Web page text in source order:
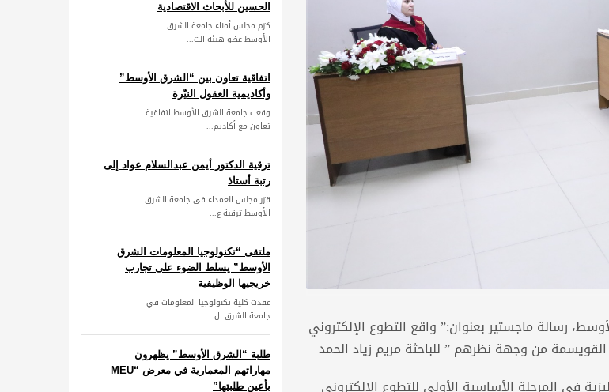
رسالة ماجستير بعنوان:” واقع التطوع الإلكتروني
من وجهة نظرهم ” للباحثة مريم زياد الحمد
الحسين للأبحاث الاقتصادية
كرّم مجلس أمناء جامعة الشرق
الأوسط عضو هيئة الت...
اتفاقية تعاون بين “الشرق الأوسط”
وأكاديمية العقول النيّرة
وقعت جامعة الشرق الأوسط اتفاقية
تعاون مع أكاديم...
ترقية الدكتور أيمن عبدالسلام عواد إلى
رتبة أستاذ
قرّر مجلس العمداء في جامعة الشرق
الأوسط ترقية ع...
ملتقى “تكنولوجيا المعلومات الشرق
الأوسط” يسلط الضوء على تجارب
خريجيها الوظيفية
عقدت كلية تكنولوجيا المعلومات في
جامعة الشرق ال...
طلبة “الشرق الأوسط” يظهرون
مهاراتهم المعمارية في معرض “MEU
بأعين طلبتها”